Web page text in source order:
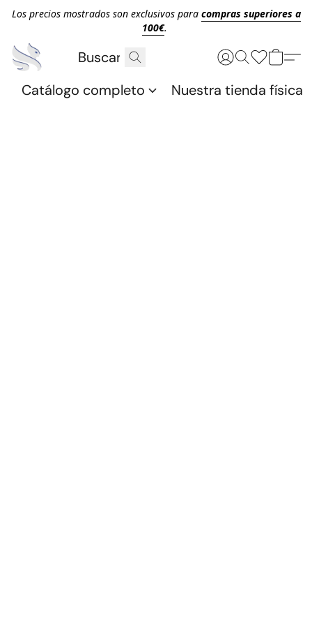
Los precios mostrados son exclusivos para compras superiores a
100€.
Catálogo completo Nuestra tienda física